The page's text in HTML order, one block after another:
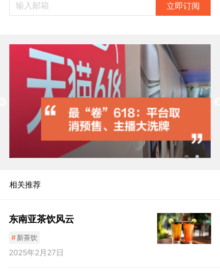
立即订阅
相关推荐
东南亚茶饮风云
#新茶饮
2025年2月27日